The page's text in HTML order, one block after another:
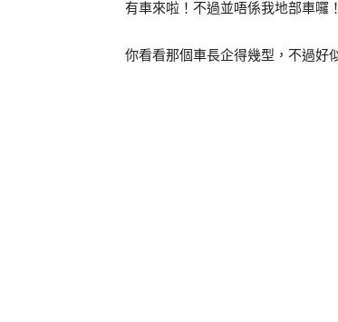
有車來啦！不過並唔係我地部車囉
你看看那個車長企得幾型，不過好